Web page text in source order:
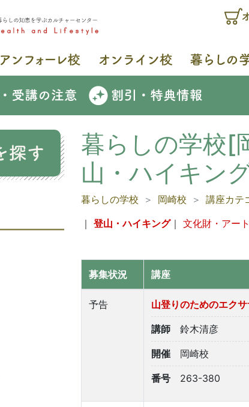
暮らしの学校[
山・ハイキン
暮らしの学校 岡崎校 講座カテ
｜ 登山・ハイキング｜ 文化財・アート
募集状況 講座
予告 山登りのためのエク
講師 鈴木清彦
開催 岡崎校
番号 263-380